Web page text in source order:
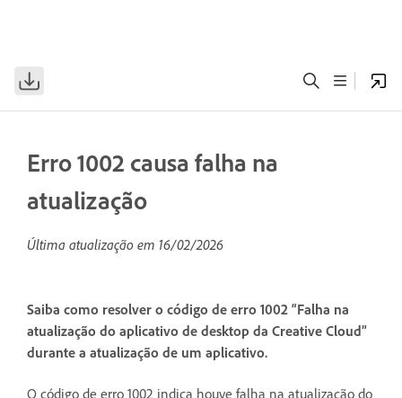
Erro 1002 causa falha na
atualização
Última atualização em 16/02/2026
Saiba como resolver o código de erro 1002 “Falha na
atualização do aplicativo de desktop da Creative Cloud”
durante a atualização de um aplicativo.
O código de erro 1002 indica houve falha na atualização do